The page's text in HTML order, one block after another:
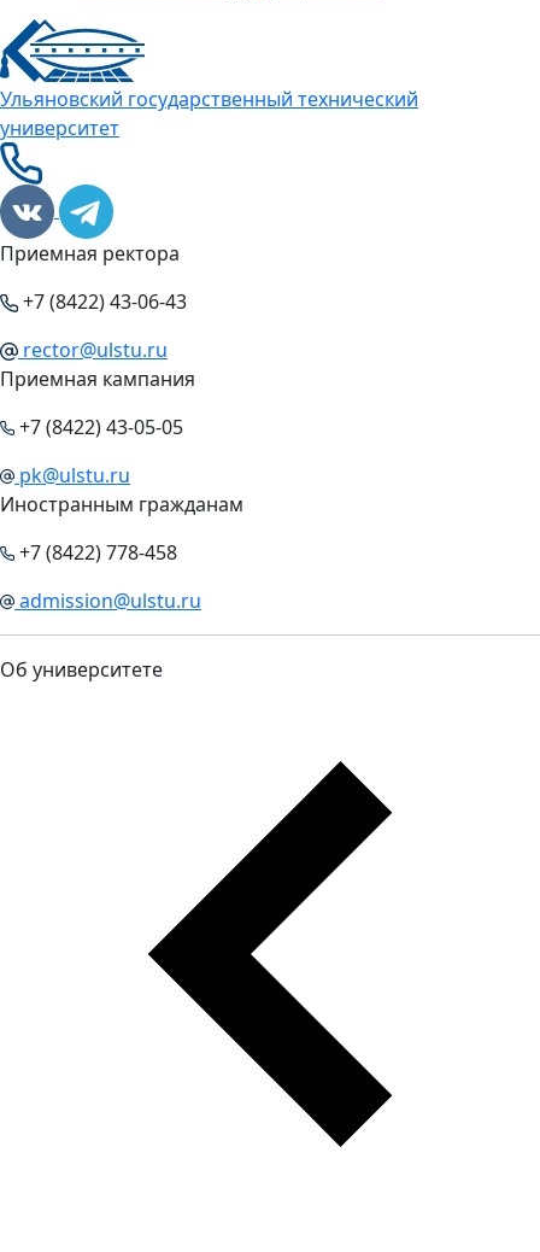
Ульяновский государственный технический
университет
Приемная ректора
+7 (8422) 43-06-43
rector@ulstu.ru
Приемная кампания
+7 (8422) 43-05-05
pk@ulstu.ru
Иностранным гражданам
+7 (8422) 778-458
admission@ulstu.ru
Об университете